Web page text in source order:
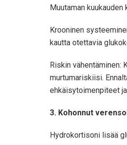
Muutaman
Krooninen
kautta otettavia
Riskin vähentäminen:
murtumariskiisi.
ehkäisytoimenpiteet
3. Kohonnut
Hydrokortisoni lisää